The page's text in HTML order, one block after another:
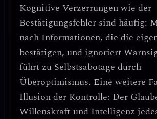
Kognitive Verzerrungen wie der
Bestätigungsfehler sind häufig:
nach Informationen, die die
bestätigen, und ignoriert
führt zu Selbstsabotage durch
Überoptimismus. Eine weitere
Illusion der Kontrolle: Der
Willenskraft und Intelligenz